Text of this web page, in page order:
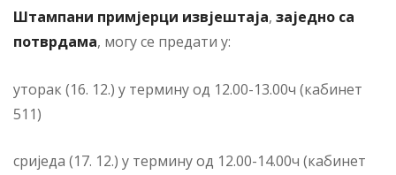
Штампани примјерци извјештаја, заједно са
потврдама, могу се предати у:
уторак (16. 12.) у термину од 12.00-13.00ч (кабинет
511)
сриједа (17. 12.) у термину од 12.00-14.00ч (кабинет